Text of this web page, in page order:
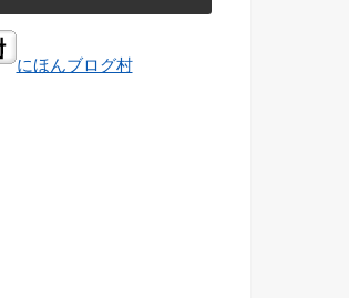
にほんブログ村